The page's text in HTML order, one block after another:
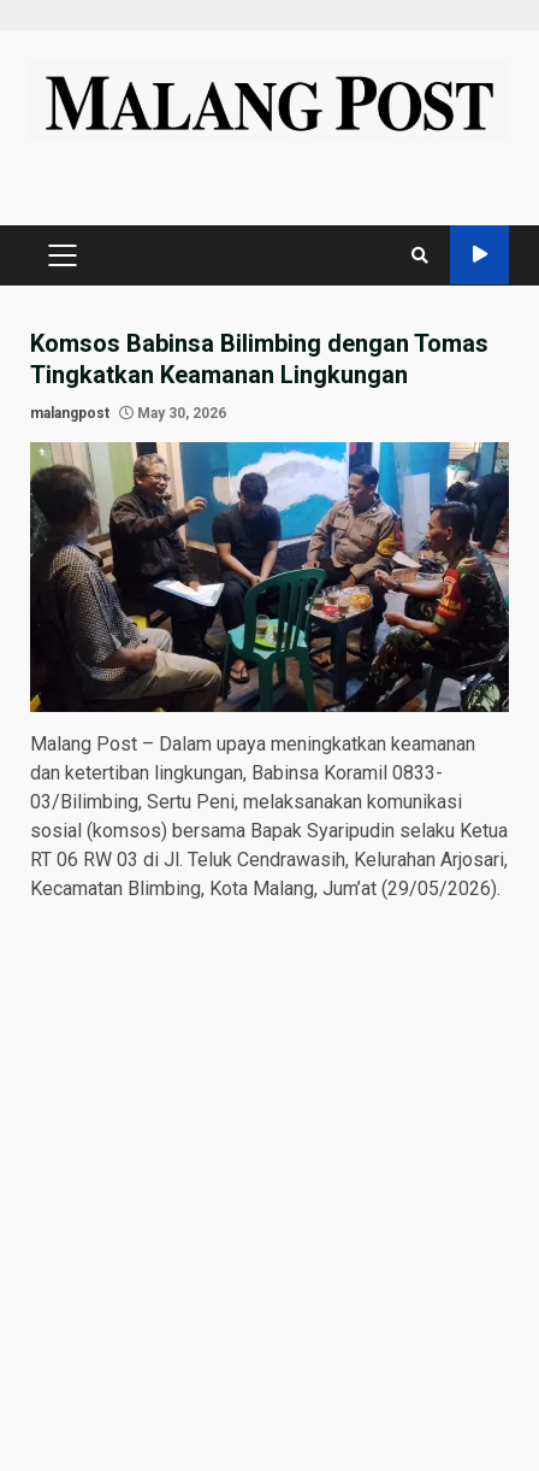
content
PRIMARY
Komsos Babinsa Bilimbing dengan Tomas
Tingkatkan Keamanan Lingkungan
malangpost May 30, 2026
Malang Post – Dalam upaya meningkatkan keamanan
dan ketertiban lingkungan, Babinsa Koramil 0833-
03/Bilimbing, Sertu Peni, melaksanakan komunikasi
sosial (komsos) bersama Bapak Syaripudin selaku Ketua
RT 06 RW 03 di Jl. Teluk Cendrawasih, Kelurahan Arjosari,
Kecamatan Blimbing, Kota Malang, Jum’at (29/05/2026).